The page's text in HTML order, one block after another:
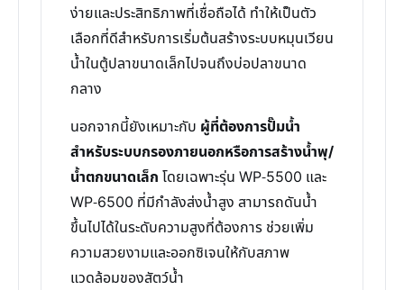
ง่ายและประสิทธิภาพที่เชื่อถือได้ ทำให้เป็นตัว
เลือกที่ดีสำหรับการเริ่มต้นสร้างระบบหมุนเวียน
น้ำในตู้ปลาขนาดเล็กไปจนถึงบ่อปลาขนาด
กลาง
นอกจากนี้ยังเหมาะกับ ผู้ที่ต้องการปั๊มน้ำ
สำหรับระบบกรองภายนอกหรือการสร้างน้ำพุ/
น้ำตกขนาดเล็ก โดยเฉพาะรุ่น WP-5500 และ
WP-6500 ที่มีกำลังส่งน้ำสูง สามารถดันน้ำ
ขึ้นไปได้ในระดับความสูงที่ต้องการ ช่วยเพิ่ม
ความสวยงามและออกซิเจนให้กับสภาพ
แวดล้อมของสัตว์น้ำ